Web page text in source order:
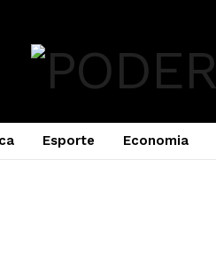
Esporte Economia